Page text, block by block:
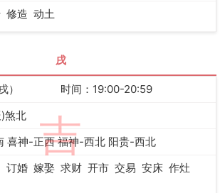
修造 动土
戌
吉
）
时间：19:00-20:59
煞北
喜神-正西 福神-西北 阳贵-西北
订婚 嫁娶 求财 开市 交易 安床 作灶